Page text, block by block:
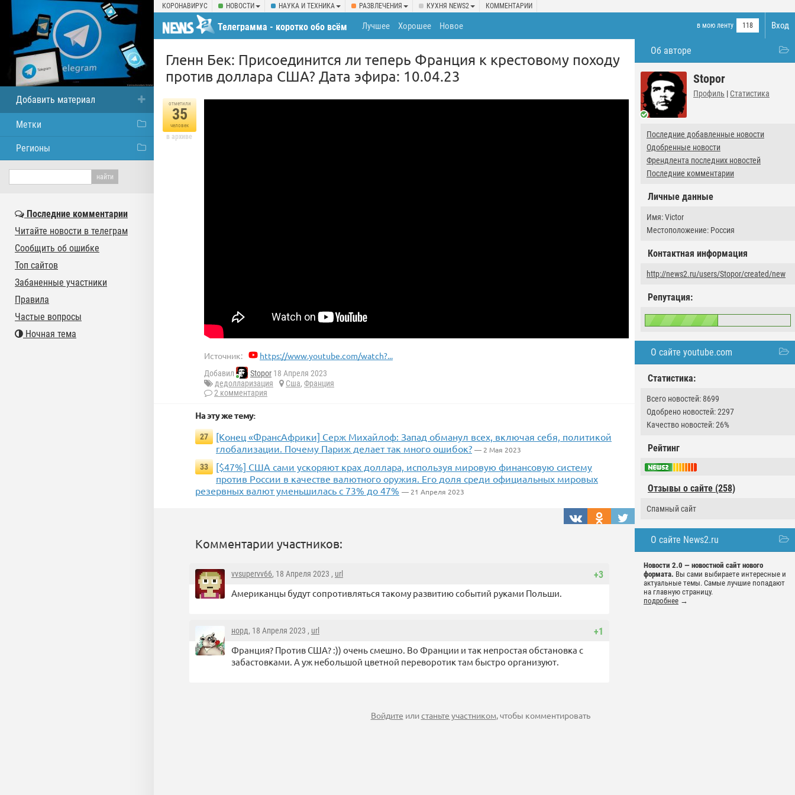
КОРОНАВИРУС НОВОСТИ НАУКА И ТЕХНИКА РАЗВЛЕЧЕНИЯ КУХНЯ NEWS2 КОММЕНТАРИИ
Вход
Телеграмма - коротко обо всём в мою ленту 118
Лучшее Хорошее Новое
Об авторе
Stopor
Профиль | Статистика
Последние добавленные новости
Одобренные новости
Френдлента последних новостей
Последние комментарии
Личные данные
Имя: Victor
Местоположение: Россия
Контактная информация
http://news2.ru/users/Stopor/created/new
Репутация:
О сайте youtube.com
Статистика:
Всего новостей: 8699
Одобрено новостей: 2297
Качество новостей: 26%
Рейтинг
Отзывы о сайте (258)
Спамный сайт
О сайте News2.ru
Новости 2.0 — новостной сайт нового
формата. Вы сами выбираете интересные и
актуальные темы. Самые лучшие попадают
на главную страницу.
подробнее →
Гленн Бек: Присоединится ли теперь Франция к крестовому походу
против доллара США? Дата эфира: 10.04.23
отметили
35
человек
в архиве
Источник: https://www.youtube.com/watch?...
Добавил Stopor 18 Апреля 2023
дедолларизация
Сша, Франция
2 комментария
На эту же тему:
27
[Конец «ФрансАфрики] Серж Михайлоф: Запад обманул всех, включая себя, политикой
глобализации. Почему Париж делает так много ошибок? — 2 Мая 2023
33
[$47%] США сами ускоряют крах доллара, используя мировую финансовую систему
против России в качестве валютного оружия. Его доля среди официальных мировых
резервных валют уменьшилась с 73% до 47% — 21 Апреля 2023
Комментарии участников:
+3
vvsupervv66, 18 Апреля 2023 , url
Американцы будут сопротивляться такому развитию событий руками Польши.
+1
норд, 18 Апреля 2023 , url
Франция? Против США? :)) очень смешно. Во Франции и так непростая обстановка с
забастовками. А уж небольшой цветной переворотик там быстро организуют.
Войдите илистаньте участником, чтобы комментировать
Добавить материал
Метки
Регионы
Последние комментарии
Читайте новости в телеграм
Сообщить об ошибке
Топ сайтов
Забаненные участники
Правила
Частые вопросы
Ночная тема